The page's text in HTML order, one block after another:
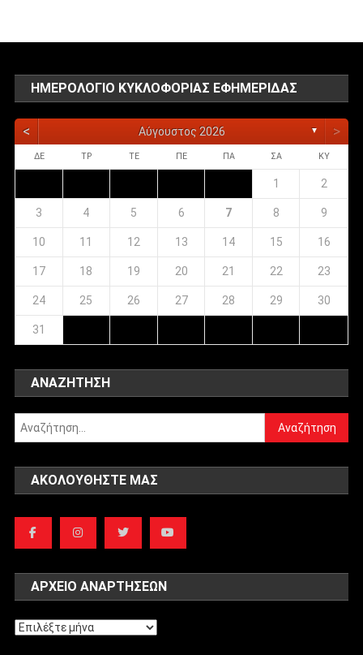
ΗΜΕΡΟΛΌΓΙΟ ΚΥΚΛΟΦΟΡΊΑΣ ΕΦΗΜΕΡΊΔΑΣ
< Αύγουστος 2026 ▼ >
ΔΕ ΤΡ ΤΕ ΠΕ ΠΑ ΣΑ ΚΥ
1 2
3 4 5 6 7 8 9
10 11 12 13 14 15 16
17 18 19 20 21 22 23
24 25 26 27 28 29 30
31
ΑΝΑΖΉΤΗΣΗ
Αναζήτηση
για:
ΑΚΟΛΟΥΘΉΣΤΕ ΜΑΣ
ΑΡΧΕΊΟ ΑΝΑΡΤΉΣΕΩΝ
Αρχείο